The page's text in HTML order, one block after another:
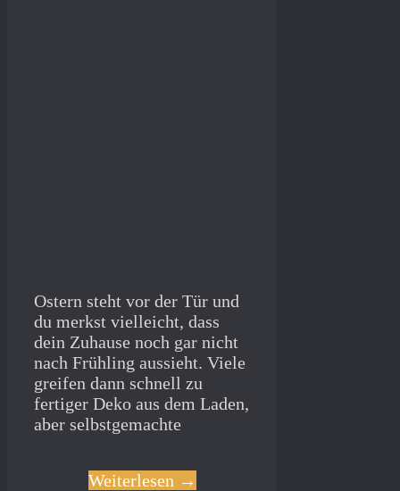
Ostern steht vor der Tür und
du merkst vielleicht, dass
dein Zuhause noch gar nicht
nach Frühling aussieht. Viele
greifen dann schnell zu
fertiger Deko aus dem Laden,
aber selbstgemachte
Weiterlesen →